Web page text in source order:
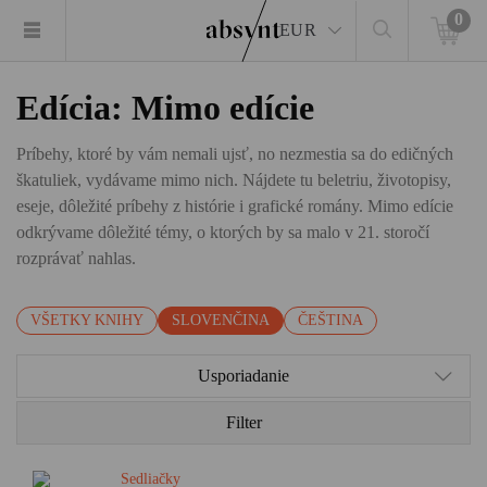
EUR
0
Edícia: Mimo edície
Príbehy, ktoré by vám nemali ujsť, no nezmestia sa do edičných
škatuliek, vydávame mimo nich. Nájdete tu beletriu, životopisy,
eseje, dôležité príbehy z histórie i grafické romány. Mimo edície
odkrývame dôležité témy, o ktorých by sa malo v 21. storočí
rozprávať nahlas.
VŠETKY KNIHY SLOVENČINA ČEŠTINA
Usporiadanie
Filter